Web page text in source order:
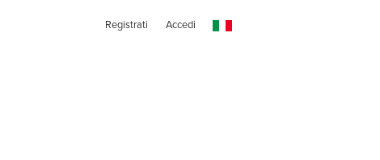
Registrati Accedi